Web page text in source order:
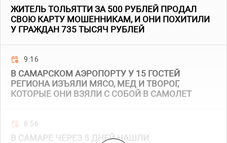
ЖИТЕЛЬ ТОЛЬЯТТИ ЗА 500 РУБЛЕЙ ПРОДАЛ
СВОЮ КАРТУ МОШЕННИКАМ, И ОНИ ПОХИТИЛИ
У ГРАЖДАН 735 ТЫСЯЧ РУБЛЕЙ
9:16
В САМАРСКОМ АЭРОПОРТУ У 15 ГОСТЕЙ
РЕГИОНА ИЗЪЯЛИ МЯСО, МЕД И ТВОРОГ,
КОТОРЫЕ ОНИ ВЗЯЛИ С СОБОЙ В САМОЛЕТ
8:56
В САМАРЕ ЧЕРЕЗ 5 ДНЕЙ НАШЛИ